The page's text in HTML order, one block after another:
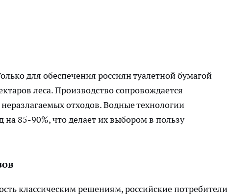
для обеспечения россиян туалетной бумагой
леса. Производство сопровождается
отходов. Водные технологии
на 85-90%, что делает их выбором в пользу
классическим решениям, российские потребители